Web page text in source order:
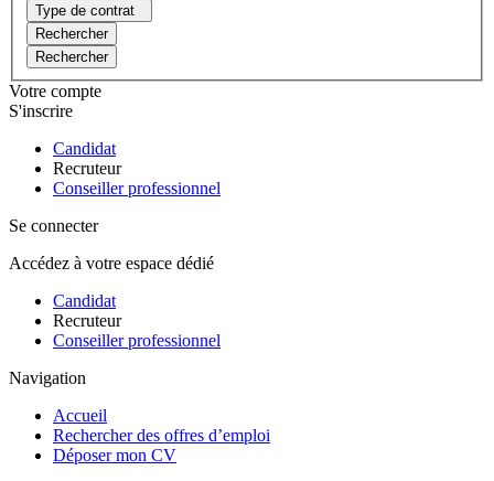
Type de contrat
Rechercher
Rechercher
Votre compte
S'inscrire
Candidat
Recruteur
Conseiller professionnel
Se connecter
Accédez à votre espace dédié
Candidat
Recruteur
Conseiller professionnel
Navigation
Accueil
Rechercher des offres d’emploi
Déposer mon CV